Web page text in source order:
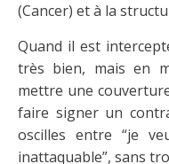
(Cancer) et à la
Quand il est
très bien, mais en
mettre une
faire signer un
oscilles entre “je
inattaquable”, sans